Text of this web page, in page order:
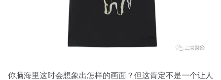
你脑海里这时会想象出怎样的画面？但这肯定不是一个让人